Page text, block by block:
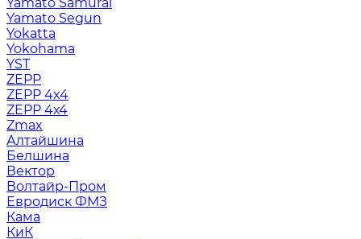
Yamato Segun
Yokatta
Yokohama
YST
ZEPP
ZEPP 4x4
ZEPP 4х4
Zmax
Алтайшина
Белшина
Вектор
Волтайр-Пром
Евродиск ФМЗ
Кама
КиК